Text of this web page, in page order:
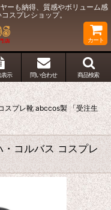
ーも納得、質感やボリューム感
スプレショップ。
カート
表示 問い合わせ 商品検索
スプレ靴 abccos製 「受注生
コルバス コスプレ